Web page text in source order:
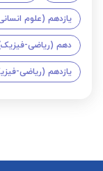
یازدهم (علوم
دهم (ریاضی-
یازدهم (ریاضی-